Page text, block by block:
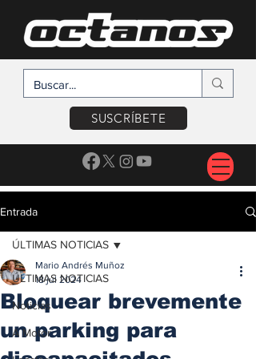
SUSCRÍBETE
Entrada
ÚLTIMAS NOTICIAS
Noticias
A Motor
ÚLTIMAS NOTICIAS
Bloquear brevemente
un parking para
Mario Andrés Muñoz
18 jul 2024